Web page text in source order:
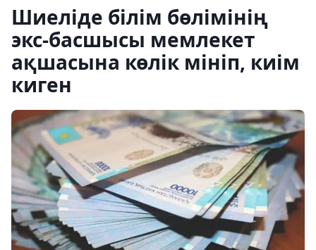
Шиеліде білім бөлімінің
экс-басшысы мемлекет
ақшасына көлік мініп, киім
киген